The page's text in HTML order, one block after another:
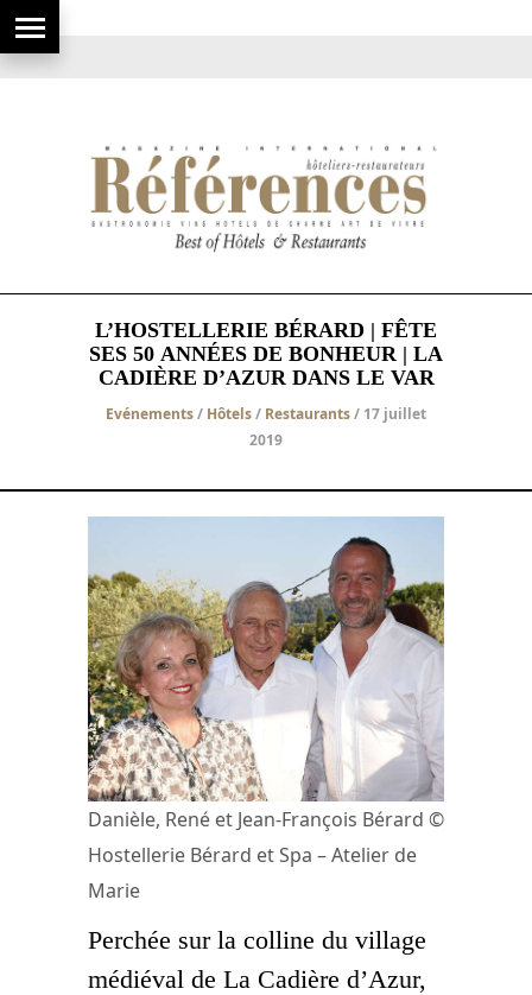
L’HOSTELLERIE BÉRARD | FÊTE
SES 50 ANNÉES DE BONHEUR | LA
CADIÈRE D’AZUR DANS LE VAR
Evénements/ Hôtels/ Restaurants/ 17 juillet
2019
Danièle, René et Jean-François Bérard ©
Hostellerie Bérard et Spa – Atelier de
Marie
Perchée sur la colline du village
médiéval de La Cadière d’Azur,